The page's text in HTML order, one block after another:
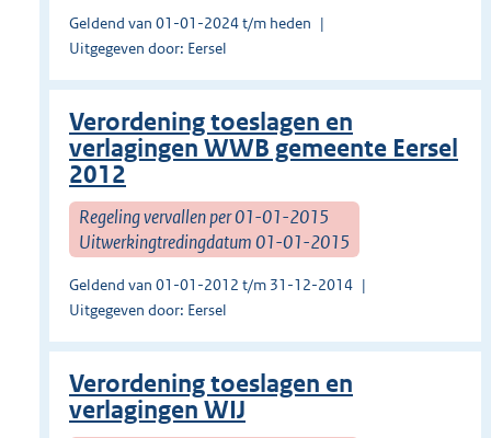
Geldend van 01-01-2024 t/m heden
Uitgegeven door: Eersel
Verordening toeslagen en
verlagingen WWB gemeente Eersel
2012
Regeling vervallen per 01-01-2015
Uitwerkingtredingdatum 01-01-2015
Geldend van 01-01-2012 t/m 31-12-2014
Uitgegeven door: Eersel
Verordening toeslagen en
verlagingen WIJ